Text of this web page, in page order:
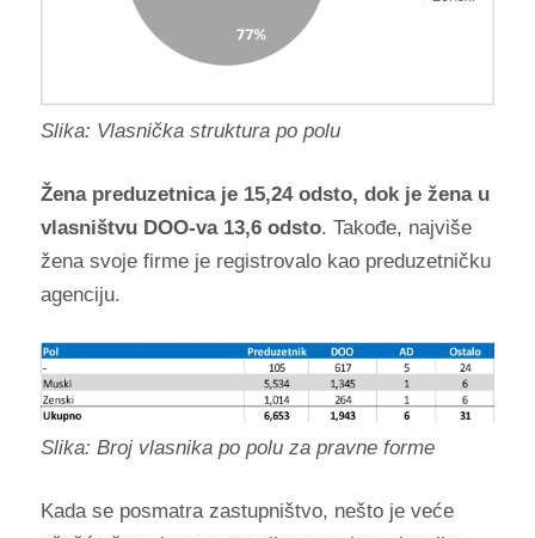
Slika: Vlasnička struktura po polu
Žena preduzetnica je 15,24 odsto, dok je žena u
vlasništvu DOO-va 13,6 odsto. Takođe, najviše
žena svoje firme je registrovalo kao preduzetničku
agenciju.
Slika: Broj vlasnika po polu za pravne forme
Kada se posmatra zastupništvo, nešto je veće